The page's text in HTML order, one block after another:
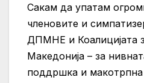
Сакам да упатам
членовите и
ДПМНЕ и Коалицијата
Македонија – за
поддршка и макотрпна